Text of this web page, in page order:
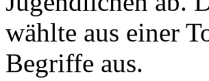
wählte aus einer
Begriffe aus.